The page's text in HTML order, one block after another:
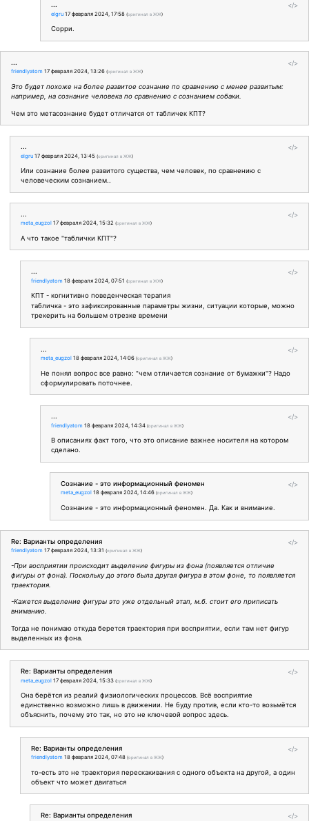
</>
...
elgru 17 февраля 2024, 17:58 (оригинал в ЖЖ)
Сорри.
</>
...
friendlyatom 17 февраля 2024, 13:26 (оригинал в ЖЖ)
Это будет похоже на более развитое сознание по сравнению с менее развитым:
например, на сознание человека по сравнению с сознанием собаки.
Чем это метасознание будет отличатся от табличек КПТ?
</>
...
elgru 17 февраля 2024, 13:45 (оригинал в ЖЖ)
Или сознание более развитого существа, чем человек, по сравнению с
человеческим сознанием..
</>
...
meta_eugzol 17 февраля 2024, 15:32 (оригинал в ЖЖ)
А что такое "таблички КПТ"?
</>
...
friendlyatom 18 февраля 2024, 07:51 (оригинал в ЖЖ)
КПТ - когнитивно поведенческая терапия
табличка - это зафиксированные параметры жизни, ситуации которые, можно
трекерить на большем отрезке времени
</>
...
meta_eugzol 18 февраля 2024, 14:06 (оригинал в ЖЖ)
Не понял вопрос все равно: "чем отличается сознание от бумажки"? Надо
сформулировать поточнее.
</>
...
friendlyatom 18 февраля 2024, 14:34 (оригинал в ЖЖ)
В описаниях факт того, что это описание важнее носителя на котором
сделано.
</>
Сознание - это информационный феномен
meta_eugzol 18 февраля 2024, 14:46 (оригинал в ЖЖ)
Сознание - это информационный феномен. Да. Как и внимание.
</>
Re: Варианты определения
friendlyatom 17 февраля 2024, 13:31 (оригинал в ЖЖ)
-При восприятии происходит выделение фигуры из фона (появляется отличие
фигуры от фона). Поскольку до этого была другая фигура в этом фоне, то появляется
траектория.
-Кажется выделение фигуры это уже отдельный этап, м.б. стоит его приписать
вниманию.
Тогда не понимаю откуда берется траектория при восприятии, если там нет фигур
выделенных из фона.
</>
Re: Варианты определения
meta_eugzol 17 февраля 2024, 15:33 (оригинал в ЖЖ)
Она берётся из реалий физиологических процессов. Всё восприятие
единственно возможно лишь в движении. Не буду против, если кто-то возьмётся
объяснить, почему это так, но это не ключевой вопрос здесь.
</>
Re: Варианты определения
friendlyatom 18 февраля 2024, 07:48 (оригинал в ЖЖ)
то-есть это не траектория перескакивания с одного объекта на другой, а один
объект что может двигаться
</>
Re: Варианты определения